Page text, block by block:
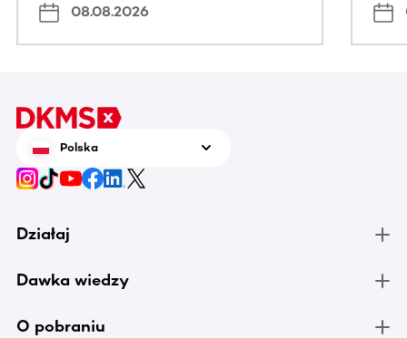
08.08.2026
Polska
Działaj
Dawka wiedzy
O pobraniu